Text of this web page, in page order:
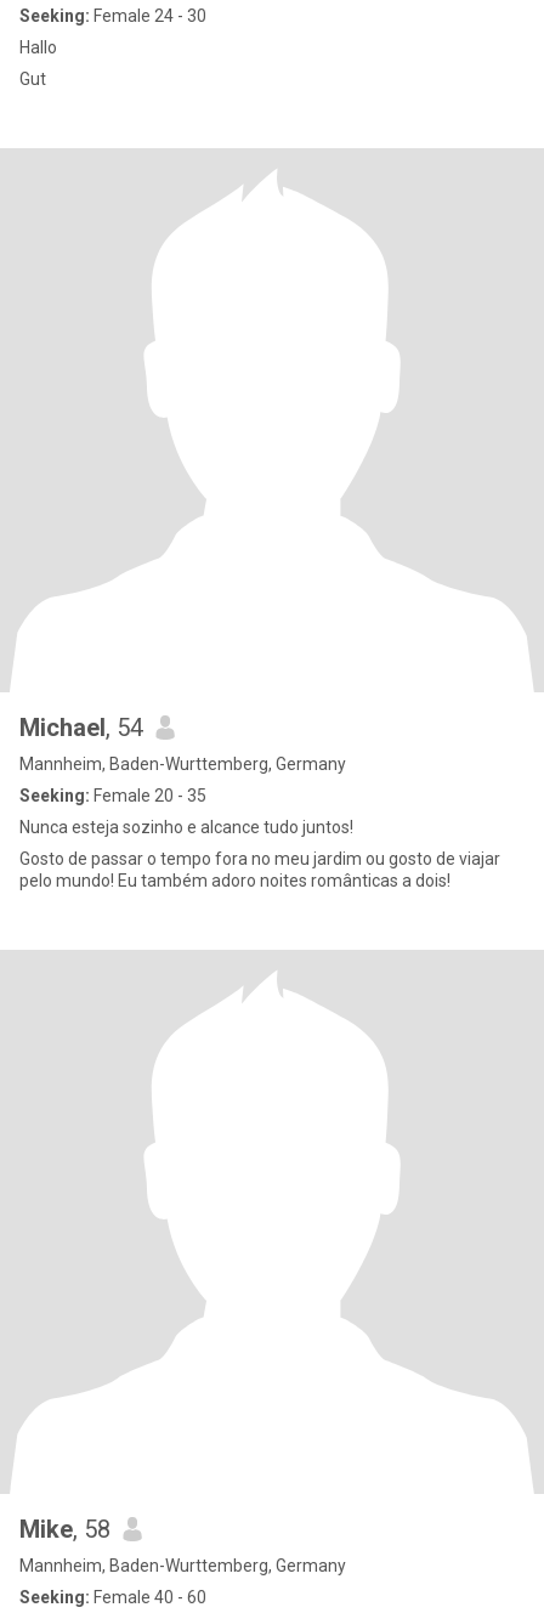
Seeking: Female 24 - 30
Hallo
Gut
Michael, 54
Mannheim, Baden-Wurttemberg, Germany
Seeking: Female 20 - 35
Nunca esteja sozinho e alcance tudo juntos!
Gosto de passar o tempo fora no meu jardim ou gosto de viajar
pelo mundo! Eu também adoro noites românticas a dois!
Mike, 58
Mannheim, Baden-Wurttemberg, Germany
Seeking: Female 40 - 60